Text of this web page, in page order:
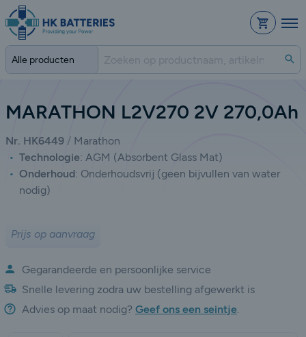
MARATHON L2V270 2V 270,0Ah
Nr. HK6449
Marathon
Technologie: AGM (Absorbent Glass Mat)
Onderhoud: Onderhoudsvrij (geen bijvullen van water
nodig)
Prijs op aanvraag
Gegarandeerde en persoonlijke service
Snelle levering zodra uw bestelling afgewerkt is
Advies op maat nodig? Geef ons een seintje.